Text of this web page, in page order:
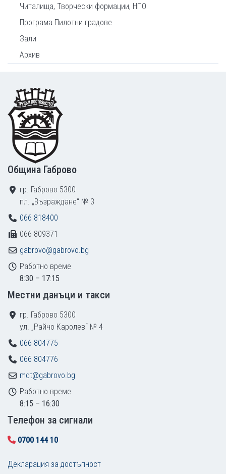
Читалища, Творчески формации, НПО
Програма Пилотни градове
Зали
Архив
Footer
Община Габрово
гр. Габрово 5300
пл. „Възраждане“ № 3
066 818400
066 809371
gabrovo@gabrovo.bg
Работно време
8:30 – 17:15
Местни данъци и такси
гр. Габрово 5300
ул. „Райчо Каролев“ № 4
066 804775
066 804776
mdt@gabrovo.bg
Работно време
8:15 – 16:30
Tелефон за сигнали
0700 144 10
Декларация за достъпност